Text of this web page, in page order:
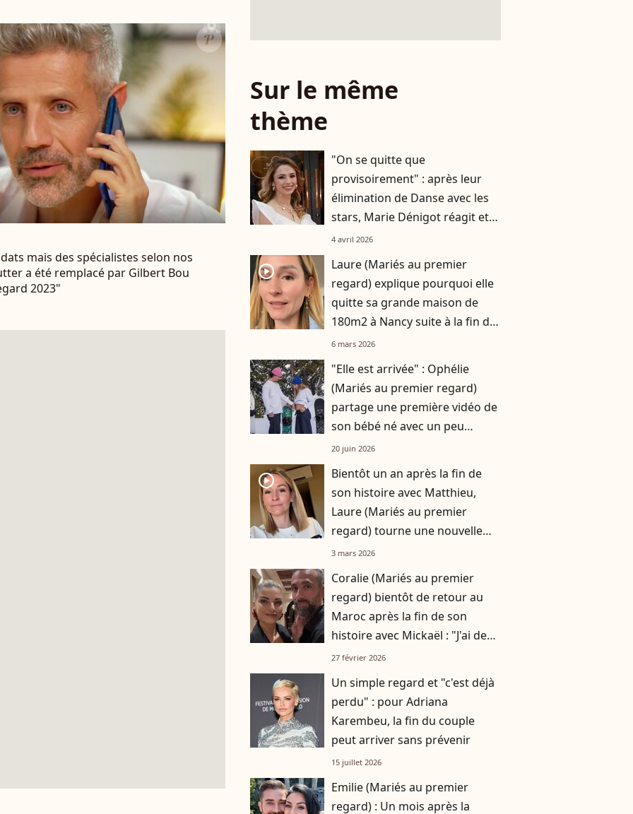
mais des spécialistes selon nos
a été remplacé par Gilbert Bou
2023"
Sur le même
thème
"On se quitte que
provisoirement" : après leur
élimination de Danse avec les
stars, Marie Dénigot réagit et
annonce déjà une suite avec
4 avril 2026
player2
Laure (Mariés au premier
regard) explique pourquoi elle
quitte sa grande maison de
180m2 à Nancy suite à la fin de
son histoire avec Matthieu
6 mars 2026
"Elle est arrivée" : Ophélie
(Mariés au premier regard)
partage une première vidéo de
son bébé né avec un peu
d'avance
20 juin 2026
player2
Bientôt un an après la fin de
son histoire avec Matthieu,
Laure (Mariés au premier
regard) tourne une nouvelle
page : "je n'étais pas capable de
3 mars 2026
Coralie (Mariés au premier
regard) bientôt de retour au
Maroc après la fin de son
histoire avec Mickaël : "J'ai des
projets là-bas"
27 février 2026
Un simple regard et "c'est déjà
perdu" : pour Adriana
Karembeu, la fin du couple
peut arriver sans prévenir
15 juillet 2026
Emilie (Mariés au premier
regard) : Un mois après la